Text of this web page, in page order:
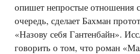
опишет непростые
очередь, сделает Бахман
«Назову себя Гантенбайн».
говорить о том, что роман